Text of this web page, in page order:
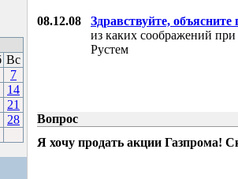
Вс
7
14
21
28
08.12.08
Здравствуйте, объясните
из каких соображений
Рустем
Вопрос
Я хочу продать акции Газпрома!